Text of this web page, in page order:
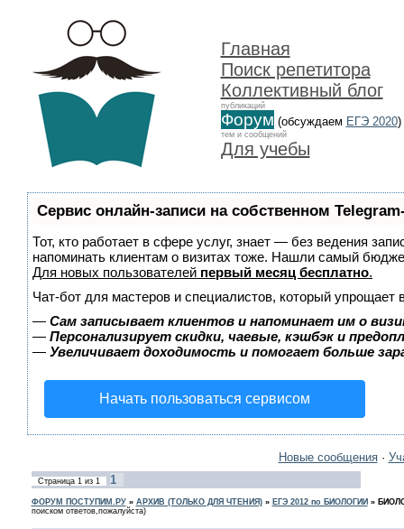
Главная
Поиск репетитора
Коллективный блог
публикаций
Форум (обсуждаем ЕГЭ 2020)
тем и сообщений
Для учебы
Сервис онлайн-записи на собственном
Тот, кто работает в сфере услуг, знает — без ведения
напоминать клиентам о визитах тоже. Нашли самый
Для новых пользователей первый месяц бесплатно.
Чат-бот для мастеров и специалистов, который упрощает
— Сам записывает клиентов и напоминает им о
— Персонализирует скидки, чаевые, кэшбэк и
— Увеличивает доходимость и помогает больше
Начать пользоваться сервисом
Новые сообщения·
Страница 1из 1 1
ФОРУМ ПОСТУПИМ.РУ» АРХИВ (ТОЛЬКО ДЛЯ ЧТЕНИЯ)» ЕГЭ 2012 по БИОЛОГИИ »
поиском ответов,пожалуйста)